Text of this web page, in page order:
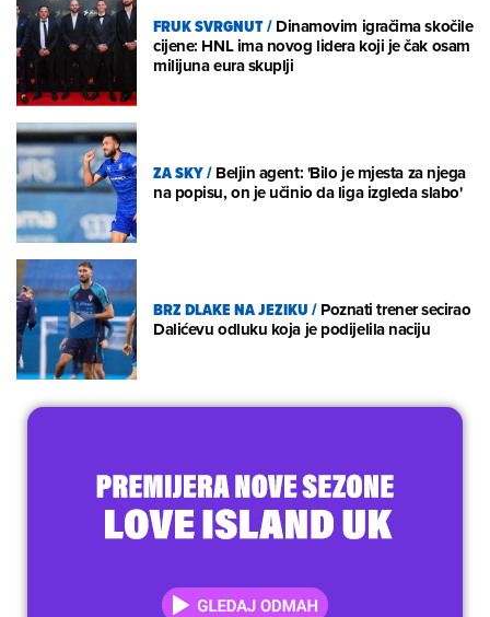
FRUK SVRGNUT/Dinamovim igračima skočile
cijene: HNL ima novog lidera koji je čak osam
milijuna eura skuplji
ZA SKY/Beljin agent: 'Bilo je mjesta za njega
na popisu, on je učinio da liga izgleda slabo'
BRZ DLAKE NA JEZIKU/Poznati trener secirao
Dalićevu odluku koja je podijelila naciju